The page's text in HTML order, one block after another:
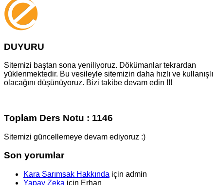
DUYURU
Sitemizi baştan sona yeniliyoruz. Dökümanlar tekrardan
yüklenmektedir. Bu vesileyle sitemizin daha hızlı ve kullanışlı
olacağını düşünüyoruz. Bizi takibe devam edin !!!
Toplam Ders Notu : 1146
Sitemizi güncellemeye devam ediyoruz :)
Son yorumlar
Kara Sarımsak Hakkında için admin
Yapay Zeka için Erhan